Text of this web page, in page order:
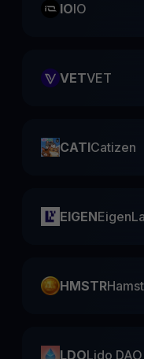
IOIO
VETVET
CATICatizen
EIGEN
HMSTR
LDOLido DAO